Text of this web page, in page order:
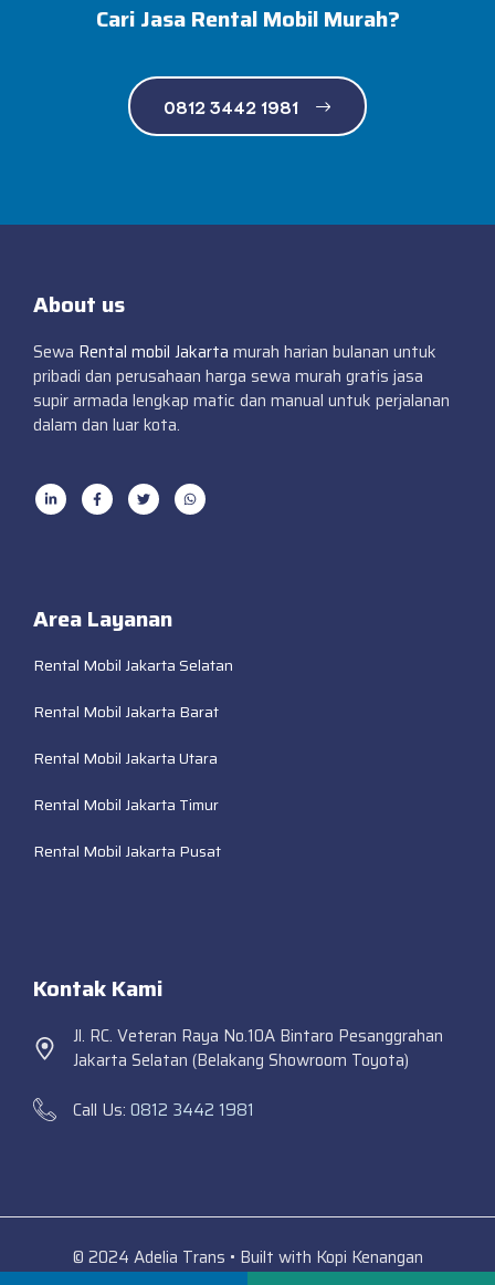
Cari Jasa Rental Mobil Murah?
0812 3442 1981
About us
Sewa Rental mobil Jakarta murah harian bulanan untuk
pribadi dan perusahaan harga sewa murah gratis jasa
supir armada lengkap matic dan manual untuk perjalanan
dalam dan luar kota.
Area Layanan
Rental Mobil Jakarta Selatan
Rental Mobil Jakarta Barat
Rental Mobil Jakarta Utara
Rental Mobil Jakarta Timur
Rental Mobil Jakarta Pusat
Kontak Kami
Jl. RC. Veteran Raya No.10A Bintaro Pesanggrahan
Jakarta Selatan (Belakang Showroom Toyota)
Call Us: 0812 3442 1981
© 2024 Adelia Trans • Built with Kopi Kenangan